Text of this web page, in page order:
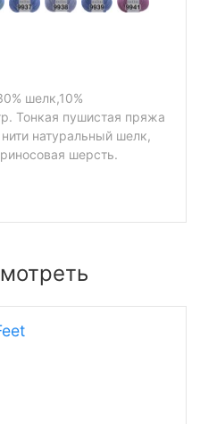
шелк,10%
Тонкая пушистая пряжа
натуральный шелк,
шерсть.